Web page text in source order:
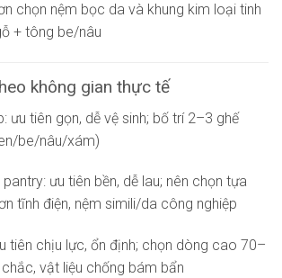
chọn nệm bọc da và khung kim loại tinh
+ tông be/nâu
không gian thực tế
ưu tiên gọn, dễ vệ sinh; bố trí 2–3 ghế
be/nâu/xám)
ưu tiên bền, dễ lau; nên chọn tựa
tĩnh điện, nệm simili/da công nghiệp
tiên chịu lực, ổn định; chọn dòng cao 70–
vật liệu chống bám bẩn